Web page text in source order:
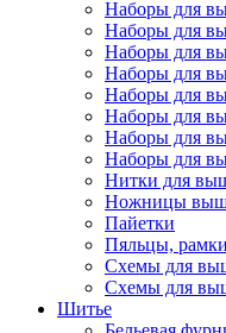
Наборы для
Наборы для
Наборы для
Наборы для
Наборы для
Наборы для
Наборы для
Наборы для
Нитки для
Ножницы
Пайетки
Пяльцы,
Схемы для
Схемы для
Шитье